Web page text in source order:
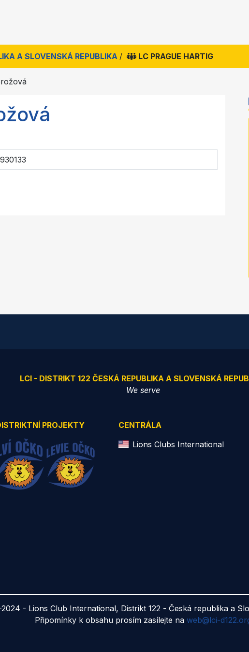
A SLOVENSKÁ REPUBLIKA / LC PRAGUE HARTIG
930133
LCI - DISTRIKT 122 ČESKÁ REPUBLIKA A SLOVENSKÁ
We serve
PROJEKTY
CENTRÁLA
Lions Clubs International
- Lions Club International, Distrikt 122 - Česká republika a
Připomínky k obsahu prosím zasílejte na web@lci-